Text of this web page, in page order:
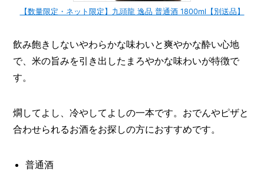
【数量限定・ネット限定】九頭龍 逸品 普通酒 1800ml【別送品】
飲み飽きしないやわらかな味わいと爽やかな酔い心地
で、米の旨みを引き出したまろやかな味わいが特徴で
す。
燗してよし、冷やしてよしの一本です。おでんやピザと
合わせられるお酒をお探しの方におすすめです。
普通酒